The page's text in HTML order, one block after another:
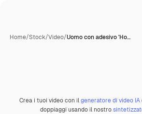
Home/Stock/Video/Uomo con adesivo 'Ho…
Premium
Crea i tuoi video con ilgeneratore di video IA
doppiaggi usando il nostro